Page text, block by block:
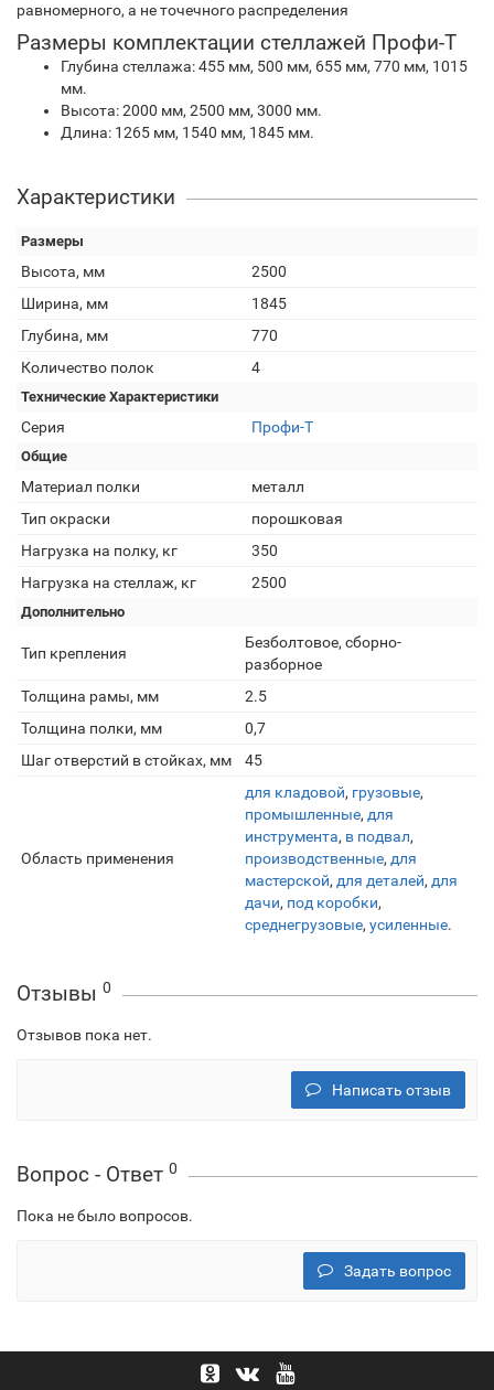
равномерного, а не точечного распределения
Размеры комплектации стеллажей Профи-Т
Глубина стеллажа: 455 мм, 500 мм, 655 мм, 770 мм, 1015
мм.
Высота: 2000 мм, 2500 мм, 3000 мм.
Длина: 1265 мм, 1540 мм, 1845 мм.
Характеристики
Размеры
Высота, мм
2500
Ширина, мм
1845
Глубина, мм
770
Количество полок
4
Технические Характеристики
Серия Профи-Т
Общие
Материал полки
металл
Тип окраски
порошковая
Нагрузка на полку, кг
350
Нагрузка на стеллаж, кг
2500
Дополнительно
Тип крепления
Безболтовое, сборно-
разборное
Толщина рамы, мм
2.5
Толщина полки, мм
0,7
Шаг отверстий в стойках, мм
45
Область применения
для кладовой, грузовые,
промышленные, для
инструмента, в подвал,
производственные, для
мастерской, для деталей, для
дачи, под коробки,
среднегрузовые, усиленные.
Отзывы 0
Отзывов пока нет.
Написать отзыв
Вопрос - Ответ 0
Пока не было вопросов.
Задать вопрос